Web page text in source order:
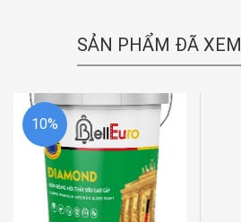
SẢN PHẨM ĐÃ XEM
10%